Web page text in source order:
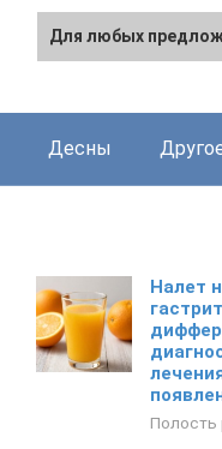
Десны
Налет
Полость
Для любых